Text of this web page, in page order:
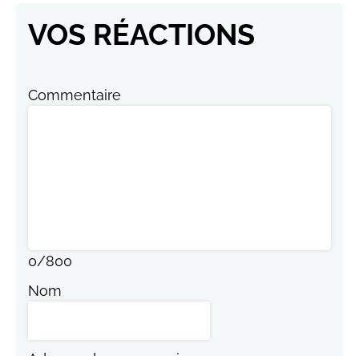
VOS RÉACTIONS
Commentaire
0/800
Nom